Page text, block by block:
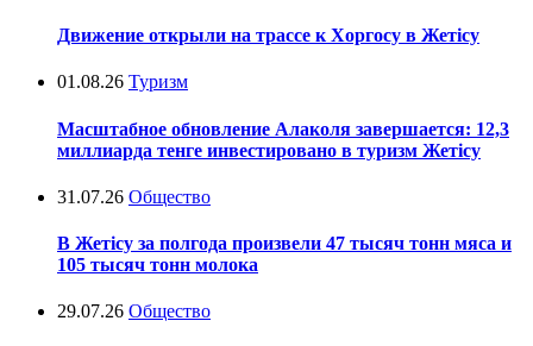
Движение открыли на трассе к Хоргосу в Жетісу
01.08.26 Туризм
Масштабное обновление Алаколя завершается: 12,3
миллиарда тенге инвестировано в туризм Жетісу
31.07.26 Общество
В Жетісу за полгода произвели 47 тысяч тонн мяса и
105 тысяч тонн молока
29.07.26 Общество